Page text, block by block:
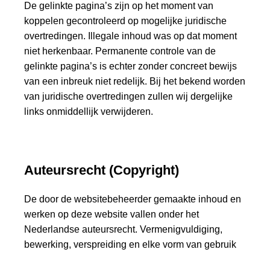
De gelinkte pagina’s zijn op het moment van
koppelen gecontroleerd op mogelijke juridische
overtredingen. Illegale inhoud was op dat moment
niet herkenbaar. Permanente controle van de
gelinkte pagina’s is echter zonder concreet bewijs
van een inbreuk niet redelijk. Bij het bekend worden
van juridische overtredingen zullen wij dergelijke
links onmiddellijk verwijderen.
Auteursrecht (Copyright)
De door de websitebeheerder gemaakte inhoud en
werken op deze website vallen onder het
Nederlandse auteursrecht. Vermenigvuldiging,
bewerking, verspreiding en elke vorm van gebruik